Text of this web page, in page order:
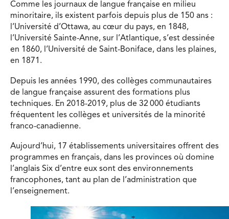
Comme les journaux de langue française en milieu
minoritaire, ils existent parfois depuis plus de 150 ans :
l’Université d’Ottawa, au cœur du pays, en 1848,
l’Université Sainte-Anne, sur l’Atlantique, s’est dessinée
en 1860, l’Université de Saint-Boniface, dans les plaines,
en 1871.
Depuis les années 1990, des collèges communautaires
de langue française assurent des formations plus
techniques. En 2018-2019, plus de 32 000 étudiants
fréquentent les collèges et universités de la minorité
franco-canadienne.
Aujourd’hui, 17 établissements universitaires offrent des
programmes en français, dans les provinces où domine
l’anglais Six d’entre eux sont des environnements
francophones, tant au plan de l’administration que
l’enseignement.